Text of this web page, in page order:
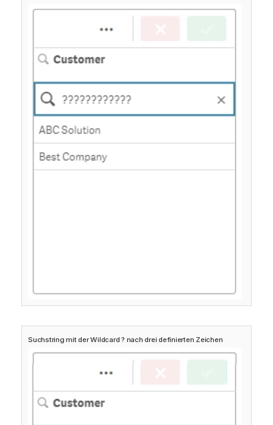
Suchstring mit der Wildcard ? nach drei definierten Zeichen